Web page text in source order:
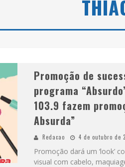
Promoção de
programa
103.9 fazem
Absurda”
Redacao 4 de outubro de
Promoção dará um ‘look’
visual com cabelo,